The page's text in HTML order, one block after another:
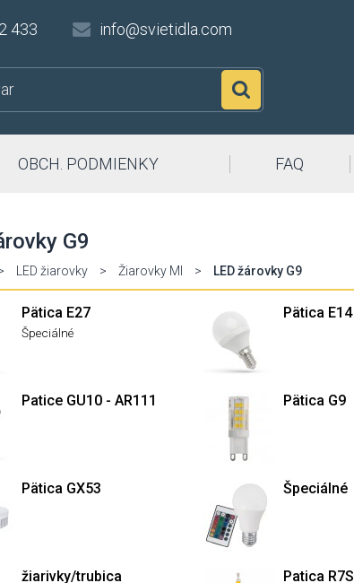
433 info@svietidla.com
OBCH. PODMIENKY FAQ
G9
LED žiarovky > Žiarovky MI > LED žárovky G9
Pätica E27
Špeciálné
Pätica E14
Patice GU10 - AR111 Pätica G9
Pätica GX53 Špeciálné
žiarivky/trubica Patica R7S